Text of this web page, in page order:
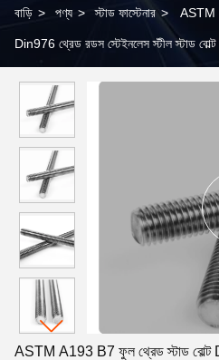
বাড়ি > পণ্য > স্টাড ফাস্টেনার > ASTM
Din976 থ্রেড রডস স্টেইনলেস স্টীল স্টাড বোল্ট
ASTM A193 B7 ফুল থ্রেড স্টাড বোল্ট